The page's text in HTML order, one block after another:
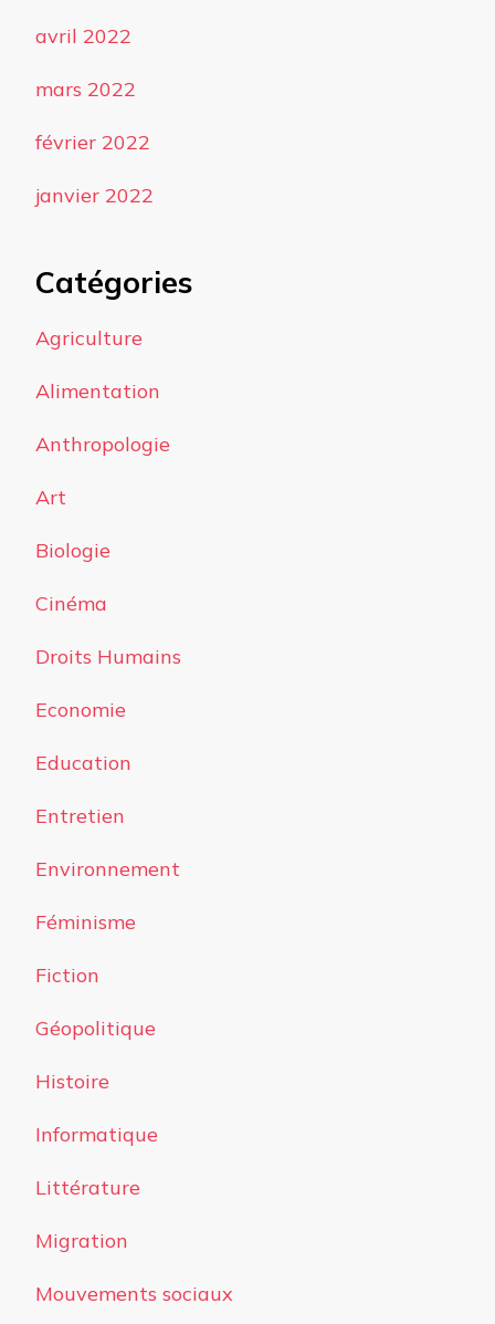
avril 2022
mars 2022
février 2022
janvier 2022
Catégories
Agriculture
Alimentation
Anthropologie
Art
Biologie
Cinéma
Droits Humains
Economie
Education
Entretien
Environnement
Féminisme
Fiction
Géopolitique
Histoire
Informatique
Littérature
Migration
Mouvements sociaux